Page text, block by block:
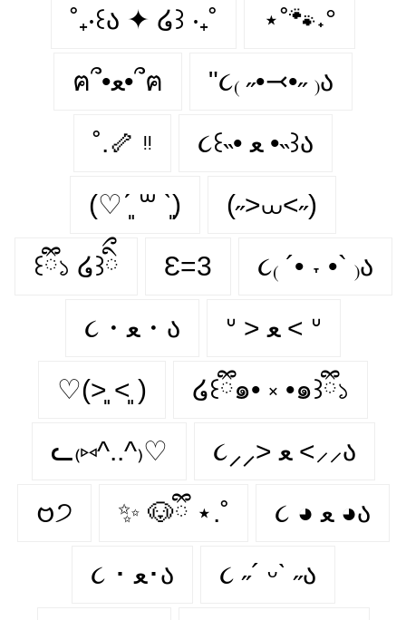
˚₊‧꒰ა ✦ ໒꒱ ‧₊˚ ⋆˚🐾˖°
ฅ՞•ﻌ•՞ฅ "૮₍ ˶•⤙•˶ ₎ა
˚.🦴 ᵎᵎ ૮꒰˵• ﻌ •˵꒱ა
(♡ˊ͈ ꒳ ˋ͈) (˶>⩊<˶)
꒰ྀི১ ໒꒱ིྀ Ɛ=3 ૮₍ ´• ˕ •` ₎ა
૮・ﻌ・ა ᐡ > ﻌ < ᐡ
♡(˃͈ ˂͈ ) ໒꒰ྀི๑• ༝ •๑꒱ྀི১
ᓚ₍⑅^..^₎♡ ૮⸝⸝> ﻌ <⸝⸝ა
𑄝੭ ✨ 🐶ྀི ⋆.˚ ૮ ◕ ﻌ ◕ა
૮ ･ ﻌ･ა ૮ ˶´ ᵕˋ ˶ა